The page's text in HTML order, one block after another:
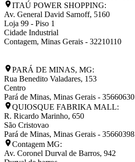
ITAÚ POWER SHOPPING:
Av. General David Sarnoff, 5160
Loja 99 - Piso 1
Cidade Industrial
Contagem, Minas Gerais - 32210110
PARÁ DE MINAS, MG:
Rua Benedito Valadares, 153
Centro
Pará de Minas, Minas Gerais - 35660630
QUIOSQUE FABRIKA MALL:
R. Ricardo Marinho, 650
São Cristovao
Pará de Minas, Minas Gerais - 35660398
Contagem MG:
Av. Coronel Durval de Barros, 942